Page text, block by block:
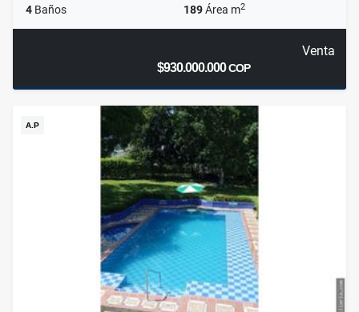
4 Baños 189Área m2
Venta
$930.000.000COP
A.P